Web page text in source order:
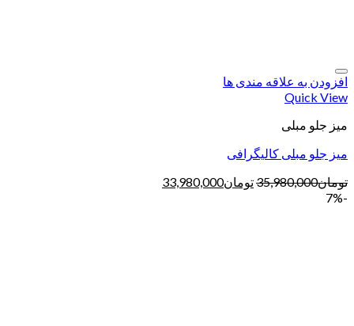
افزودن به علاقه مندی ها
Quick View
میز جلو مبلی
میز جلو مبلی کالیگرافی
تومان35,980,000تومان33,980,000
-7%